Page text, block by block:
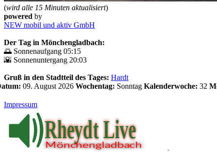
(wird alle 15 Minuten aktualisiert)
powered by
NEW mobil und aktiv GmbH
Der Tag in Mönchengladbach:
🌅 Sonnenaufgang 05:15
🌇 Sonnenuntergang 20:03
Gruß in den Stadtteil des Tages: Hardt
09. August 2026 Wochentag: Sonntag Kalenderwoche: 32
Impressum